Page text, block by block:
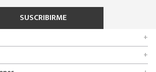
SUSCRIBIRME
+
+